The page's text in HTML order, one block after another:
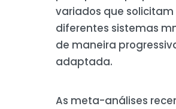
variados que solicitam
diferentes sistemas
de maneira
adaptada.
As meta-análises